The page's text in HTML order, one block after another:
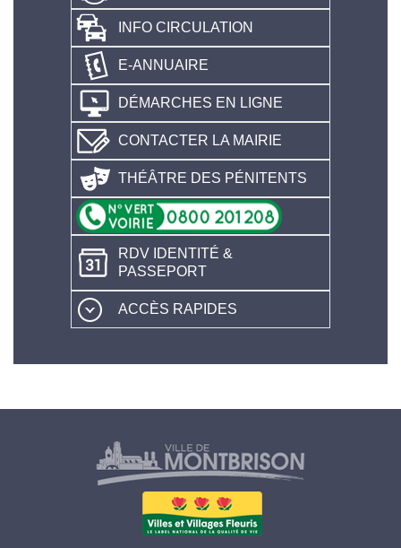
INFO CIRCULATION
E-ANNUAIRE
DÉMARCHES EN LIGNE
CONTACTER LA MAIRIE
THÉÂTRE DES PÉNITENTS
RDV IDENTITÉ &
PASSEPORT
ACCÈS RAPIDES